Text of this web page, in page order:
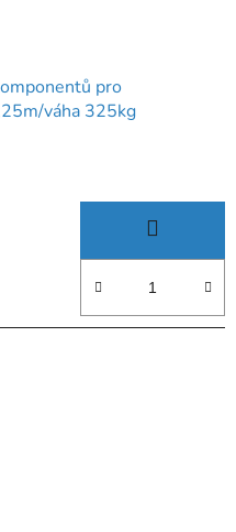
pro
váha 325kg